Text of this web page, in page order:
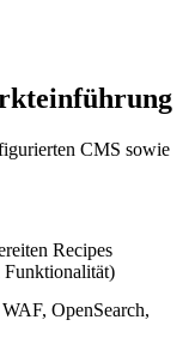
CMS sowie
Recipes
Funktionalität)
OpenSearch,